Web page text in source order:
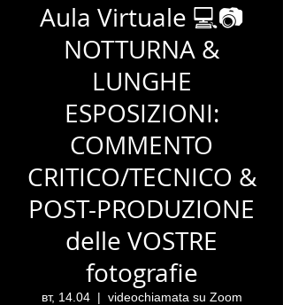
Aula Virtuale 💻📷
NOTTURNA &
LUNGHE
ESPOSIZIONI:
COMMENTO
CRITICO/TECNICO &
POST-PRODUZIONE
delle VOSTRE
fotografie
вт, 14.04
  |
videochiamata su Zoom